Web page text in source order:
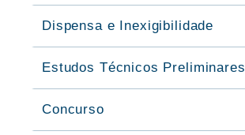
Dispensa e Inexigibilidade
Estudos Técnicos Preliminares
Concurso